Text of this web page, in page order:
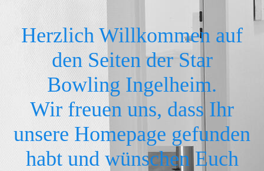
Herzlich Willkommen auf
den Seiten der Star
Bowling Ingelheim.
Wir freuen uns, dass Ihr
unsere Homepage gefunden
habt und wünschen Euch